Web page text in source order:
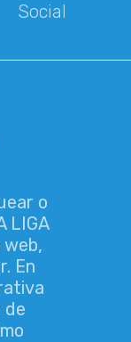
Social
o
LIGA
En
de